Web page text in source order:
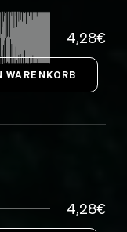
4,28€
4,28€